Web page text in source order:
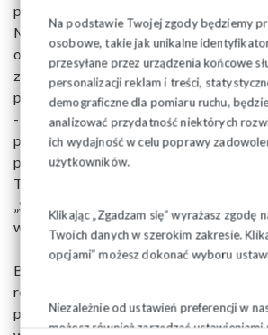
Na podstawie Twojej zgody będziemy
osobowe, takie jak unikalne
przesyłane przez urządzenia końcowe
personalizacji reklam i treści,
demograficzne dla pomiaru ruchu,
analizować przydatność niektórych
ich wydajność w celu poprawy
użytkowników.
Klikając „Zgadzam się” wyrażasz zgodę
Twoich danych w szerokim zakresie.
opcjami” możesz dokonać wyboru
Niezależnie od ustawień preferencji w
możesz również zarządzać
porozumienia. Mediacje z
Ministra Rodziny i Polityki Społecznej,
oczekiwanych efektów. Związkowcy są
z pracodawcą, domagają się po 600
płac.
- Będziemy strajkować tak długo,
przedstawi nam propozycji
porozumienia w sprawie podwyżek
Tadeusz Zakrzewski
„Solidarność” oraz Komitetu
wchodzą także, Solidarność 80 oraz KM
Białostockie „Uchwyty” to
rozpoznawalnych i najstarszych firm na
pond 400 osób w kilku zakładach pracy